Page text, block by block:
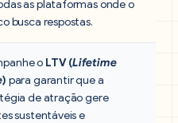
as plataformas onde o
busca respostas.
o LTV (Lifetime
) para garantir que a
de atração gere
sustentáveis e